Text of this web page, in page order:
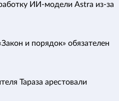
ИИ-модели Astra из-за
и порядок» обязателен
Тараза арестовали